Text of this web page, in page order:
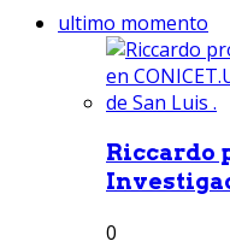
ultimo momento
Riccardo
0